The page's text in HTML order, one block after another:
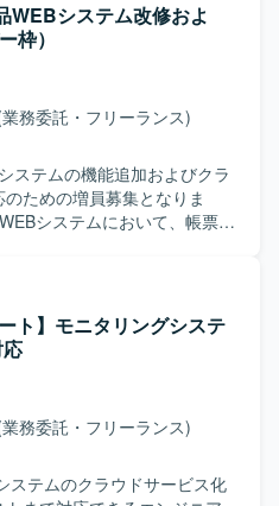
WEBシステム改修およ
枠）
務委託・フリーランス)
ステムの機能追加およびクラ
ための増員募集となりま
軽微改修を行い、既存Java
テストまでを単独で遂行して
ウド基盤切り替えに伴うPoC
当し、併せて調査、解析、
いただきます。 【求め
責任感を持ってやり遂げる
。既存システムの仕様をキ
がら課題解決に取り組める
ーダーと連携しながら円滑に
ト】モニタリングシステ
務委託・フリーランス)
ステムのクラウドサービス化